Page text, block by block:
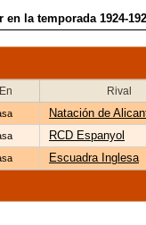
la temporada 1924-
En Rival
Natación de
RCD Espanyol
Escuadra Inglesa